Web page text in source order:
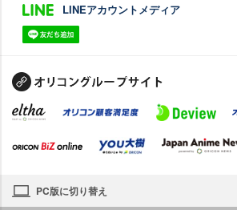
LINEアカウントメディア
PC版に切り替え